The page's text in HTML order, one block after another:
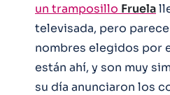
un tramposillo Fruela
televisada, pero
nombres elegidos por
están ahí, y son muy
su día anunciaron los